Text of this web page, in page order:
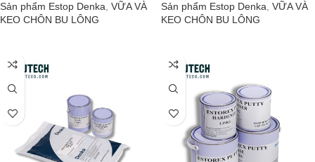
Sản phẩm Estop Denka VỮA VÀ
KEO CHÔN BU LÔNG
Sản phẩm Estop Denka VỮA VÀ
KEO CHÔN BU LÔNG